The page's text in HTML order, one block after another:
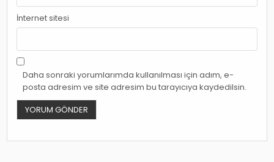
İnternet sitesi
Daha sonraki yorumlarımda kullanılması için adım, e-
posta adresim ve site adresim bu tarayıcıya kaydedilsin.